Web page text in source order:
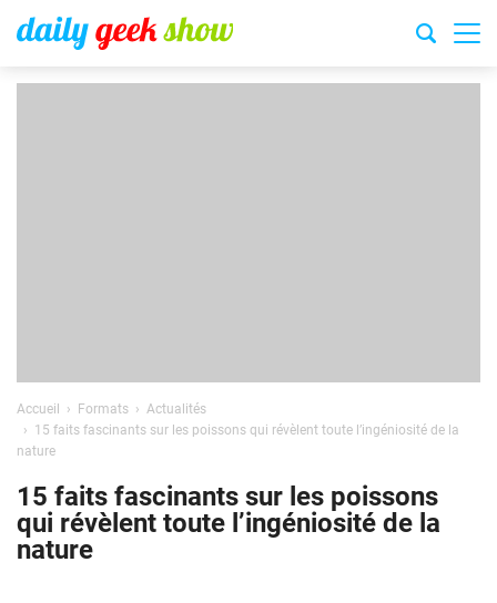
Accueil Formats
Actualités
15 faits fascinants sur les poissons qui révèlent toute l’ingéniosité de la
nature
15 faits fascinants sur les poissons
qui révèlent toute l’ingéniosité de la
nature